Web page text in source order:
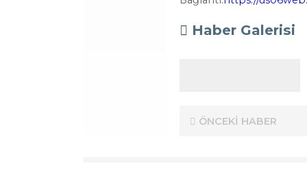
Haber Galerisi
ÖNCEKİ HABER